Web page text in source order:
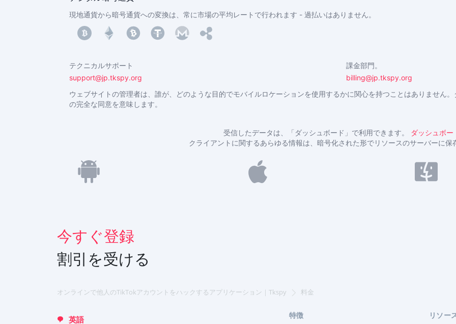
現地通貨から暗号通貨への変換は、常に市場の平均レートで行われます - 過払いはありません。
テクニカルサポート
support@‌jp.tkspy.org
課金部門。
billing@jp.tkspy.org
ウェブサイトの管理者は、誰が、どのような目的でモバイルロケーションを使用するかに関心を持つことはありません
の完全な同意を意味します。
受信したデータは、「ダッシュボード」で利用できます。
ダッシュボー
クライアントに関するあらゆる情報は、暗号化された形でリソースのサーバーに保
今すぐ登録
割引を受ける
オンラインで他人のTikTokアカウントをハックするアプリケーション｜Tkspy 料金
英語
Portuguese (Brazil)
Хинди हिन्दी
Türkçe
特徴 リソー